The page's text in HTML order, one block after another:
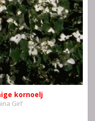
kornoelj
Girl'